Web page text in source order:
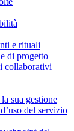
e rituali
di progetto
collaborativi
sua gestione
del servizio